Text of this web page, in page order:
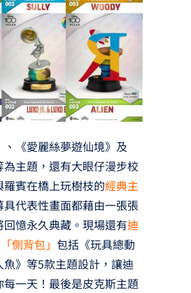
《愛麗絲夢遊仙境》及
為主題，還有大眼仔漫步校
賓在橋上玩樹枝的經典主
具代表性畫面都藉由一張張
憶永久典藏。現場還有迪
側背包」 包括《玩具總動
魚》等5款主題設計，讓迪
一天！最後是皮克斯主題